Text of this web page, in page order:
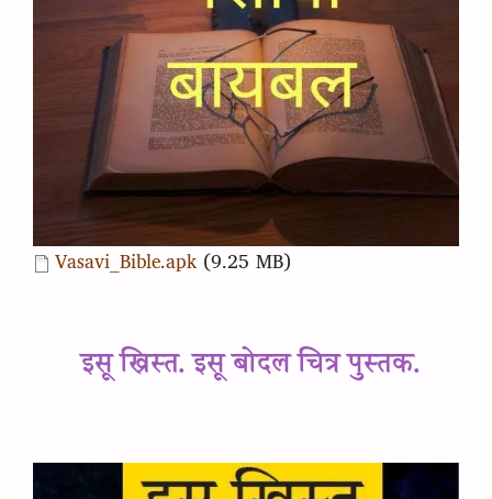
Document
Vasavi_Bible.apk (9.25 MB)
इसू ख्रिस्त. इसू बोदल चित्र पुस्तक.